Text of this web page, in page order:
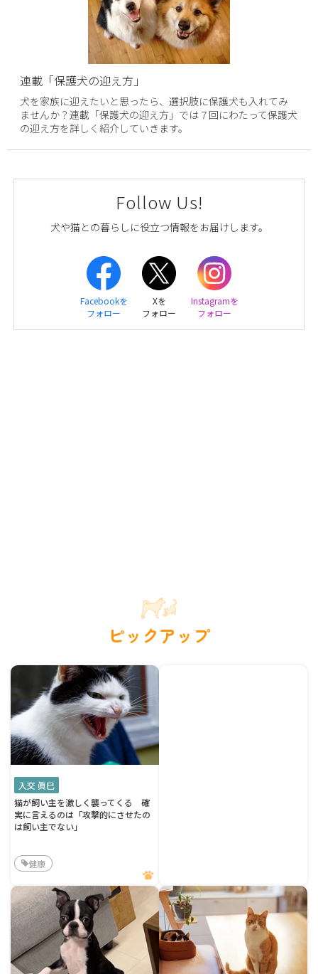
連載「保護犬の迎え方」
犬を家族に迎えたいと思ったら、選択肢に保護犬も入れてみ
ませんか？連載「保護犬の迎え方」では７回にわたって保護犬
の迎え方を詳しく紹介していきます。
Follow Us!
犬や猫との暮らしに役立つ情報をお届けします。
Facebookを
フォロー
Xを
フォロー
Instagramを
フォロー
ピックアップ
入交 眞巳
猫が飼い主を激しく襲ってくる 確
実に言えるのは「攻撃的にさせたの
は飼い主でない」
健康